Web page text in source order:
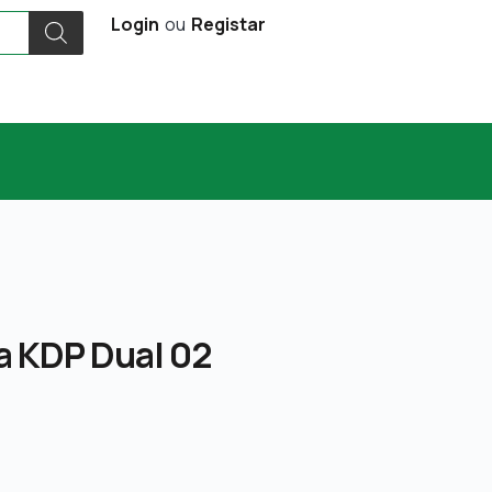
Login ou Registar
KDP Dual 02